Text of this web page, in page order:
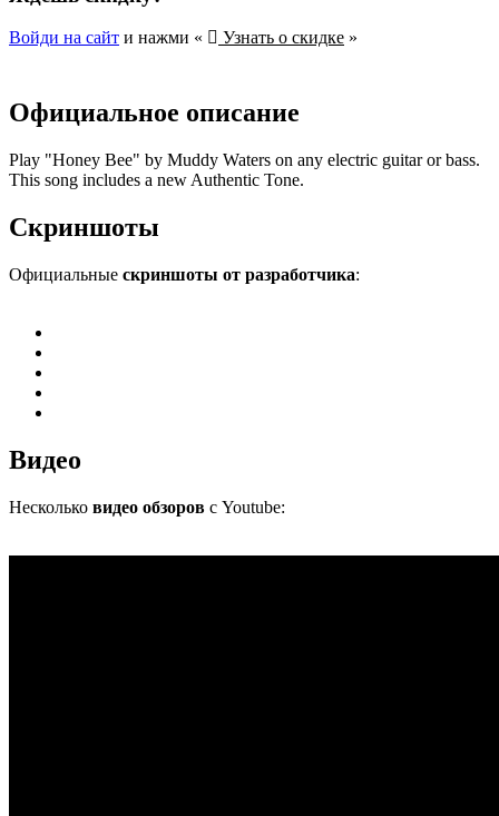
Войди на сайт и нажми « Узнать о скидке »
Официальное описание
Play "Honey Bee" by Muddy Waters on any electric guitar or bass.
This song includes a new Authentic Tone.
Скриншоты
Официальные скриншоты от разработчика:
Видео
Несколько видео обзоров с Youtube: